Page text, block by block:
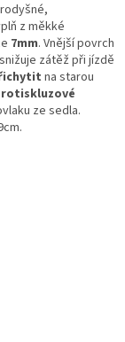
z měkké
7mm. Vnější povrch
zátěž při jízdě
na starou
ze sedla.